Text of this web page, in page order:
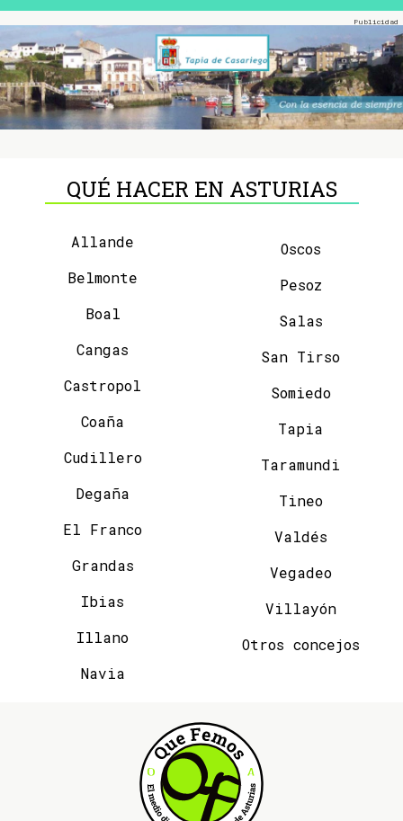
QUÉ HACER EN ASTURIAS
Allande
Belmonte
Boal
Cangas
Castropol
Coaña
Cudillero
Degaña
El Franco
Grandas
Ibias
Illano
Navia
Oscos
Pesoz
Salas
San Tirso
Somiedo
Tapia
Taramundi
Tineo
Valdés
Vegadeo
Villayón
Otros concejos